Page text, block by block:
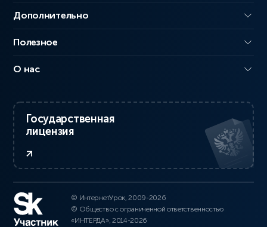
Дополнительно
Полезное
О нас
Государственная
лицензия
© ИнтернетУрок, 2009-2026
© Общество с ограниченной ответственностью
«ИНТЕРДА», 2014-2026